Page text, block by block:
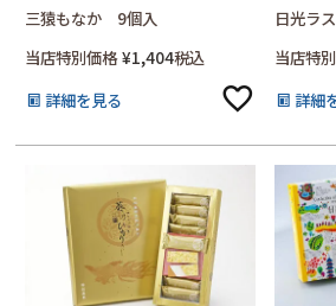
三猿もなか 9個入
当店特別価格 ¥1,404税込
詳細を見る
日光ラ
当店特
詳細